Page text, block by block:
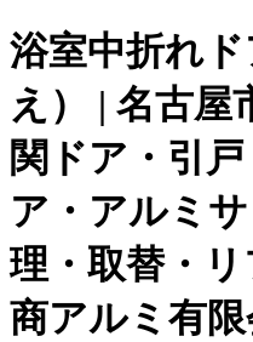
浴室中折れ
え） | 名古屋
関ドア・引
ア・アルミ
理・取替・
商アルミ有